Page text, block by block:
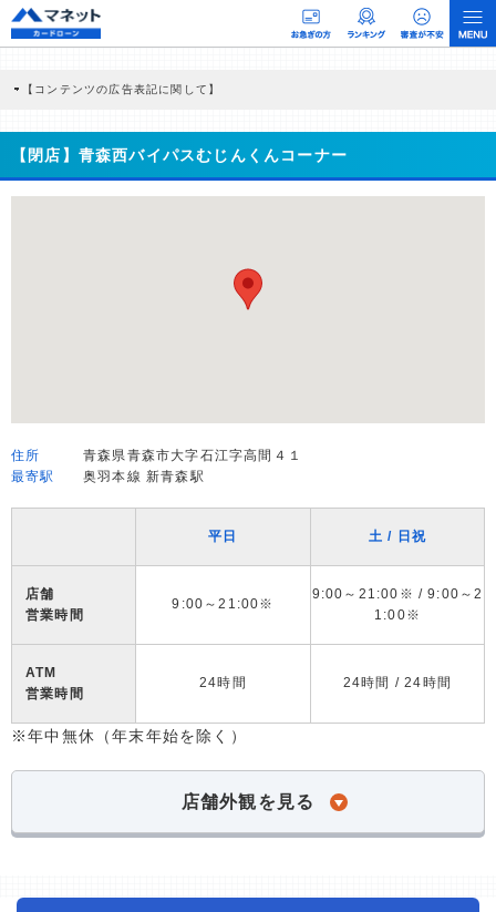
【コンテンツの広告表記に関して】
商品を根拠なくPRするものではなく、当編集部の調査／ユーザーへの口コミ収集な
どに基づき、公平性を担保した情報提供を行っています。
>提携企業一覧
【閉店】青森西バイパスむじんくんコーナー
住所
青森県青森市大字石江字高間４１
最寄駅
奥羽本線 新青森駅
平日 土 / 日祝
店舗
営業時間
9:00～21:00※
9:00～21:00※ / 9:00～2
1:00※
ATM
営業時間
24時間 24時間 / 24時間
※年中無休（年末年始を除く）
店舗外観を見る